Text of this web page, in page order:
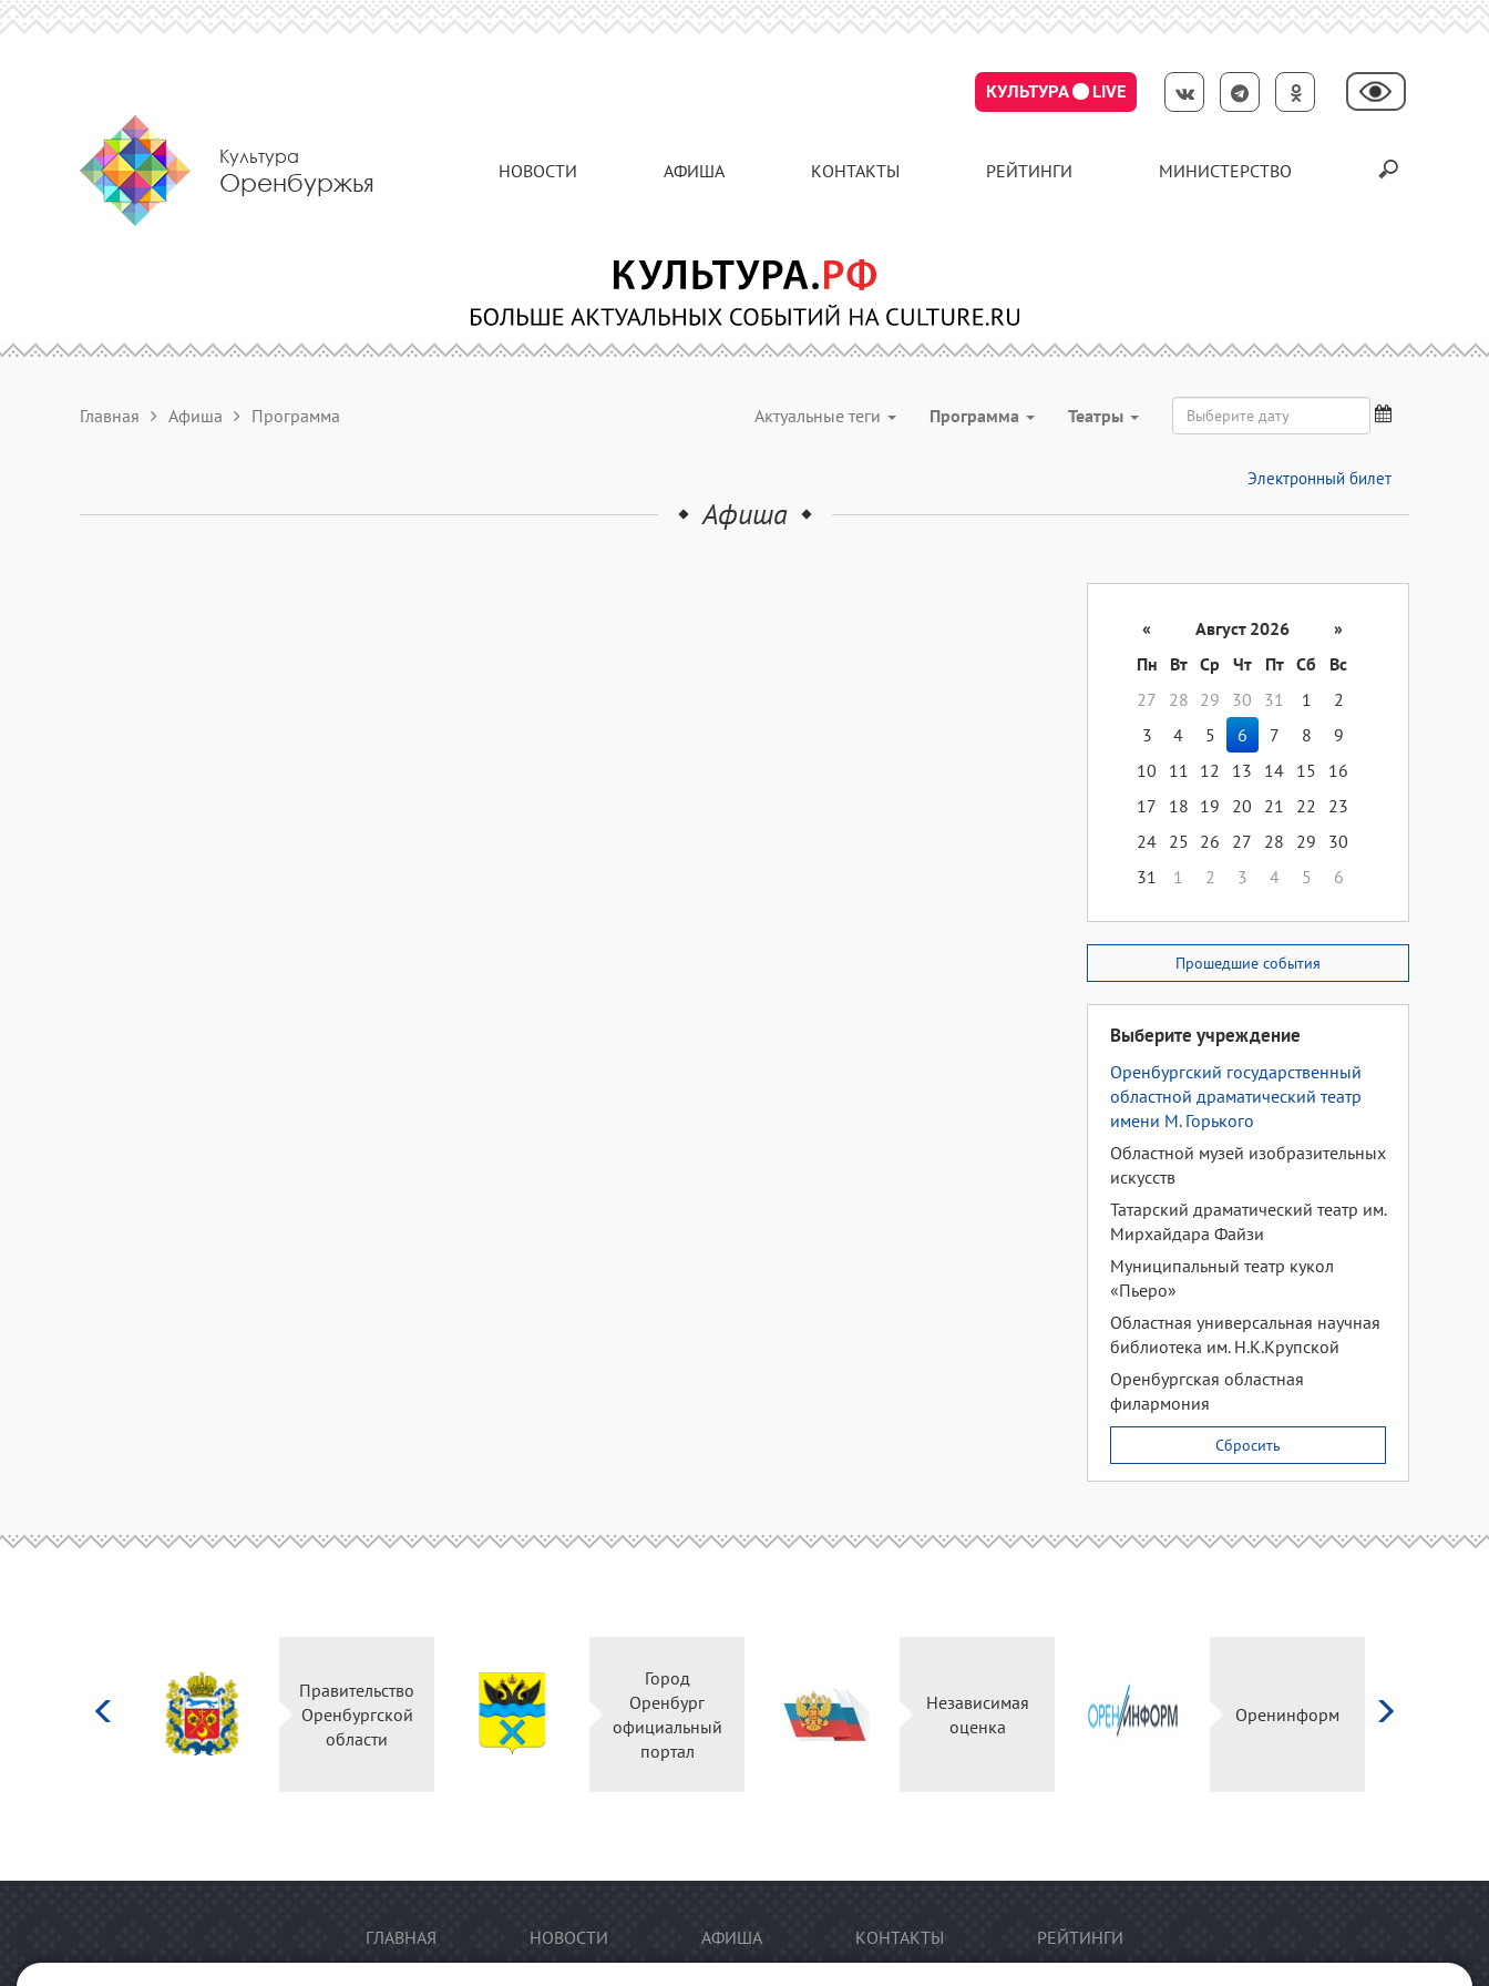
КУЛЬТУРА LIVE
Культура
Оренбуржья НОВОСТИ АФИША КОНТАКТЫ РЕЙТИНГИ МИНИСТЕРСТВО
Главная Афиша Программа Актуальные теги Программа Театры
Электронный билет
Афиша
« Август 2026
»
Пн
Вт Ср Чт Пт Сб
Вс
27
28 29 30 31 1
2
3
4 5 6 7 8
9
10
11 12 13 14 15
16
17
18 19 20 21 22
23
24 25 26 27 28 29
30
31
1 2 3 4 5 6
Прошедшие события
Выберите учреждение
Оренбургский государственный
областной драматический театр
имени М. Горького
Областной музей изобразительных
искусств
Татарский драматический театр им.
Мирхайдара Файзи
Муниципальный театр кукол
«Пьеро»
Областная универсальная научная
библиотека им. Н.К.Крупской
Оренбургская областная
филармония
Сбросить
Правительство
Оренбургской
области
Город
Оренбург
официальный
портал
Независимая
оценка
Оренинформ
ГЛАВНАЯ НОВОСТИ АФИША КОНТАКТЫ РЕЙТИНГИ